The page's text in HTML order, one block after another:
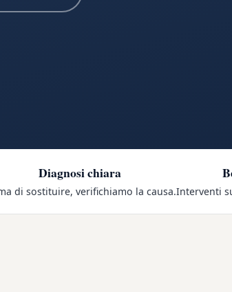
Diagnosi chiara
di sostituire, verifichiamo la causa.Interventi